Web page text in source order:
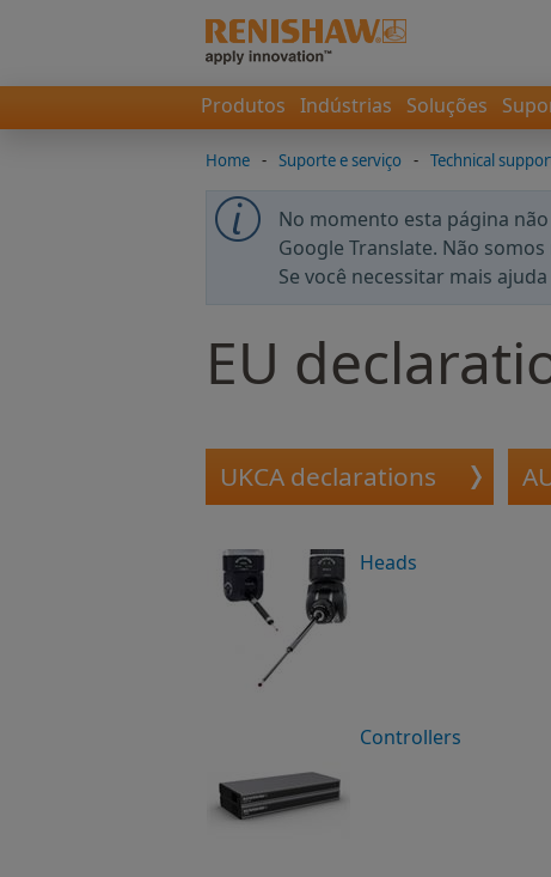
Produtos Indústrias Soluções
Home - Suporte e serviço - Technical
No momento esta página
Google Translate. Não
Se você necessitar mais ajuda
EU
UKCA declarations
Heads
Controllers